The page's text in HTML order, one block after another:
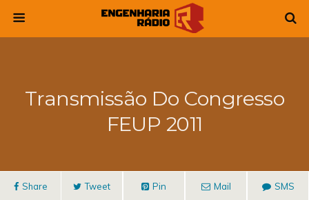
Transmissão Do Congresso
FEUP 2011
Share Tweet Pin Mail SMS